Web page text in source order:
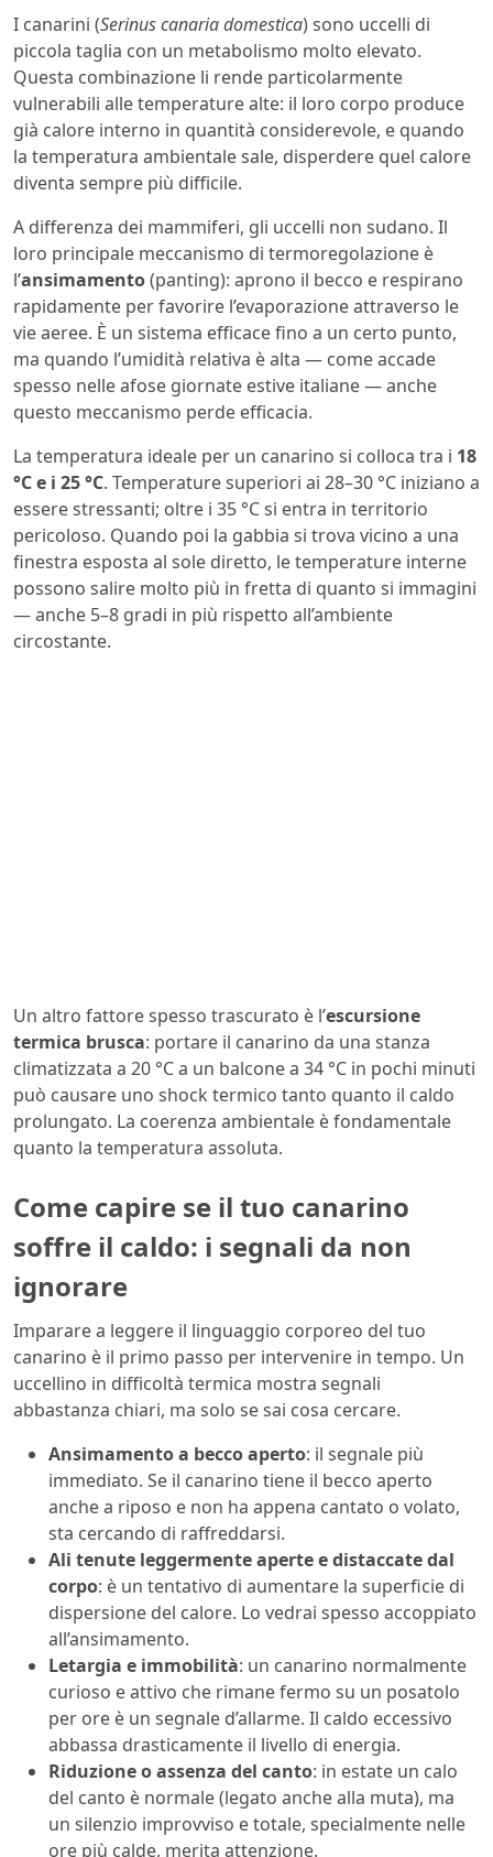
I canarini (Serinus canaria domestica) sono uccelli di
piccola taglia con un metabolismo molto elevato.
Questa combinazione li rende particolarmente
vulnerabili alle temperature alte: il loro corpo produce
già calore interno in quantità considerevole, e quando
la temperatura ambientale sale, disperdere quel calore
diventa sempre più difficile.
A differenza dei mammiferi, gli uccelli non sudano. Il
loro principale meccanismo di termoregolazione è
l’ansimamento(panting): aprono il becco e respirano
rapidamente per favorire l’evaporazione attraverso le
vie aeree. È un sistema efficace fino a un certo punto,
ma quando l’umidità relativa è alta — come accade
spesso nelle afose giornate estive italiane — anche
questo meccanismo perde efficacia.
La temperatura ideale per un canarino si colloca tra i 18
°C e i 25 °C. Temperature superiori ai 28–30 °C iniziano a
essere stressanti; oltre i 35 °C si entra in territorio
pericoloso. Quando poi la gabbia si trova vicino a una
finestra esposta al sole diretto, le temperature interne
possono salire molto più in fretta di quanto si immagini
— anche 5–8 gradi in più rispetto all’ambiente
circostante.
Un altro fattore spesso trascurato è l’escursione
termica brusca: portare il canarino da una stanza
climatizzata a 20 °C a un balcone a 34 °C in pochi minuti
può causare uno shock termico tanto quanto il caldo
prolungato. La coerenza ambientale è fondamentale
quanto la temperatura assoluta.
Come capire se il tuo canarino
soffre il caldo: i segnali da non
ignorare
Imparare a leggere il linguaggio corporeo del tuo
canarino è il primo passo per intervenire in tempo. Un
uccellino in difficoltà termica mostra segnali
abbastanza chiari, ma solo se sai cosa cercare.
Ansimamento a becco aperto: il segnale più
immediato. Se il canarino tiene il becco aperto
anche a riposo e non ha appena cantato o volato,
sta cercando di raffreddarsi.
Ali tenute leggermente aperte e distaccate dal
corpo: è un tentativo di aumentare la superficie di
dispersione del calore. Lo vedrai spesso accoppiato
all’ansimamento.
Letargia e immobilità: un canarino normalmente
curioso e attivo che rimane fermo su un posatolo
per ore è un segnale d’allarme. Il caldo eccessivo
abbassa drasticamente il livello di energia.
Riduzione o assenza del canto: in estate un calo
del canto è normale (legato anche alla muta), ma
un silenzio improvviso e totale, specialmente nelle
ore più calde, merita attenzione.